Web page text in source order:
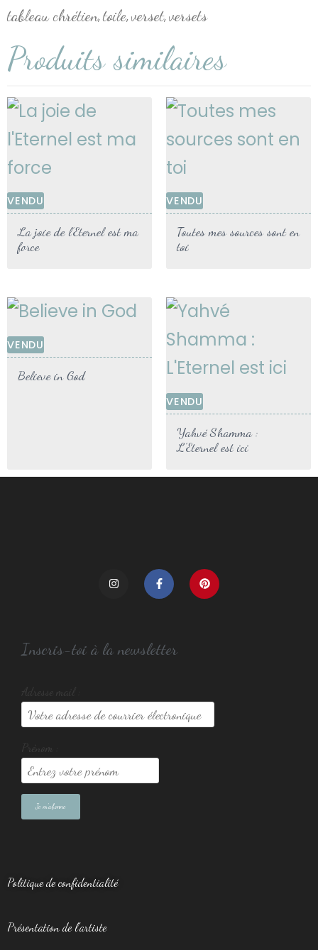
tableau chrétien, toile, verset, versets
Produits similaires
VENDU
La joie de l’Eternel est ma
force
VENDU
Toutes mes sources sont en
toi
VENDU
Believe in God
VENDU
Yahvé Shamma :
L’Eternel est ici
Inscris-toi à la newsletter
Adresse mail :
Prénom :
Politique de confidentialité
Présentation de l’artiste